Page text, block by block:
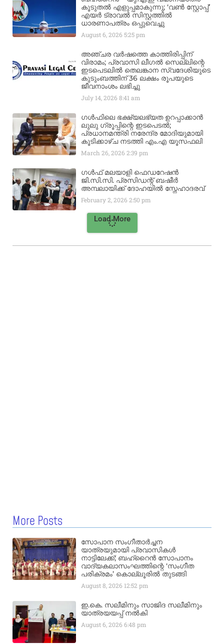
കൂടുതൽ എളുപ്പമാകുന്നു; ‘വൺ സ്റ്റോപ്പ്’
എയർ ട്രാവൽ സിസ്റ്റത്തിൽ
ധാരണാപത്രം ഒപ്പുവെച്ചു
August 6, 20265:25 pm
അഞ്ചര വർഷത്തെ കാത്തിരിപ്പിന്
വിരാമം; പ്രവാസി ലീഗൽ സെല്ലിന്റെ
ഇടപെടലിൽ തെലങ്കാന സ്വദേശിയുടെ
കുടുംബത്തിന് 36 ലക്ഷം രൂപയുടെ
ജീവനാംശം ലഭിച്ചു
July 14, 20268:41 am
ഗൾഫിലെ ഭക്ഷ്യലഭ്യത ഉറപ്പാക്കാൻ
ലുലു ഗ്രൂപ്പിന്റെ ഇടപെടൽ;
പ്രധാനമന്ത്രി നരേന്ദ്ര മോദിയുമായി
കൂടിക്കാഴ്ച നടത്തി എം.എ യൂസഫലി
March 26, 20262:39 pm
ഗൾഫ് മലയാളി ഫെഡറേഷൻ
ജി.സി.സി. പ്രസിഡന്റ് ബഷീർ
അമ്പലായിക്ക് ദോഹയിൽ സ്നേഹാദരവ്
February 2, 20262:50 pm
Load More
More Posts
സോപാന സംഗീതാർച്ചന
യാത്രയുമായി പ്രവാസികൾ
നാട്ടിലേക്ക്; ബഹ്‌റൈൻ സോപാനം
വാദ്യകലാസംഘത്തിന്റെ ‘സംഗീത
പരിക്രമം’ കൊല്ലൂരിൽ തുടങ്ങി
August 8, 2026 12:52 pm
ഇ.കെ. സലീമിനും സാജിദ സലീമിനും
യാത്രയയപ്പ് നൽകി
August 6, 20266:48 pm